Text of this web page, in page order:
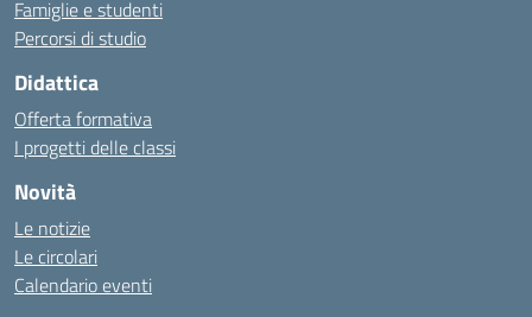
Famiglie e studenti
Percorsi di studio
Didattica
Offerta formativa
I progetti delle classi
Novità
Le notizie
Le circolari
Calendario eventi